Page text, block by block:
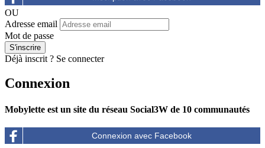
OU
Adresse email
Mot de passe
Déjà inscrit ? Se connecter
Connexion
Mobylette est un site du réseau Social3W de 10 communautés